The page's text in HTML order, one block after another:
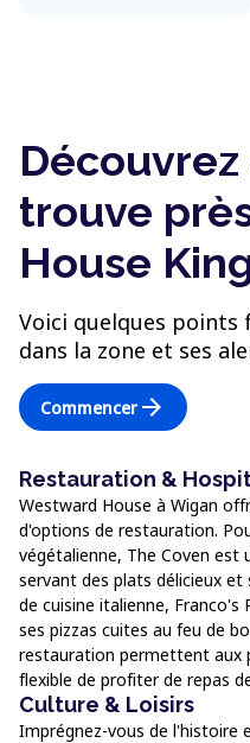
trouve
House
Voici quelques points
dans la zone et ses
Commencerarrow_forward
Restauration &
Westward House à Wigan
d'options de restauration.
végétalienne, The Coven est
servant des plats délicieux
de cuisine italienne,
ses pizzas cuites au feu de
restauration permettent aux
flexible de profiter de repas
Culture & Loisirs
Imprégnez-vous de l'histoire